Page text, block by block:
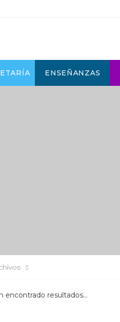
ENSEÑANZAS
encontrado resultados...